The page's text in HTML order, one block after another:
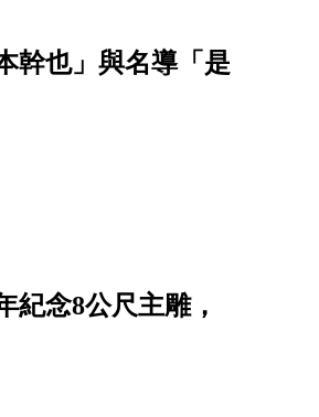
幹也」與名導「是
紀念8公尺主雕，